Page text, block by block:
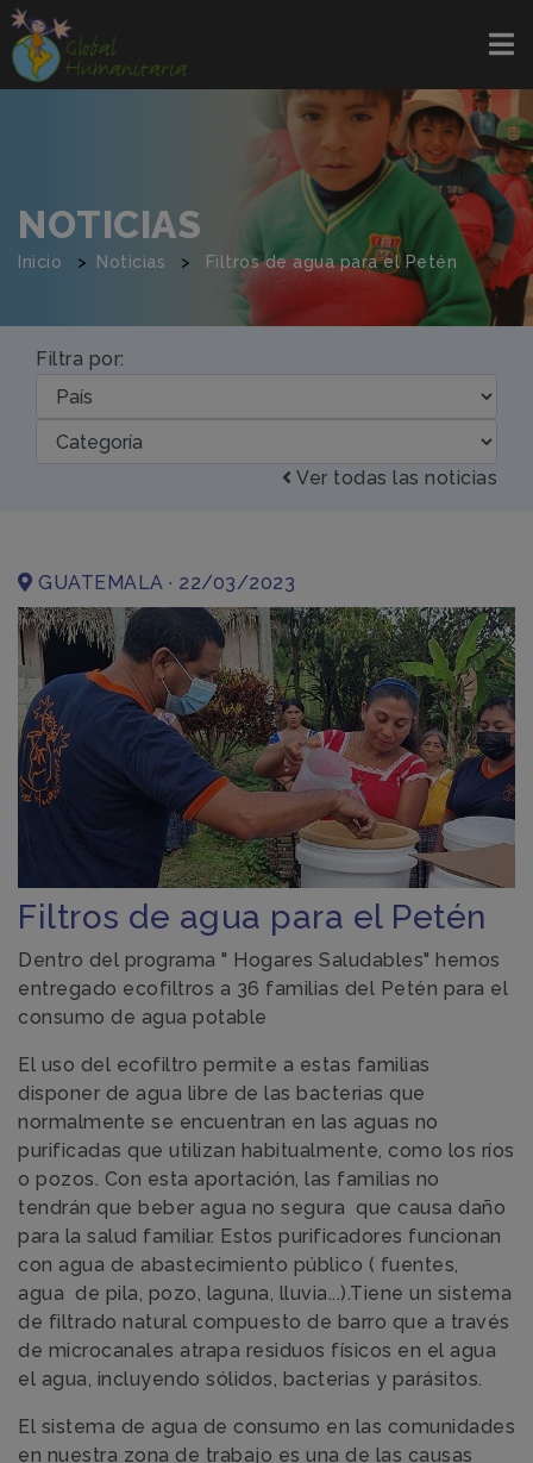
NOTICIAS
Inicio Noticias Filtros de agua para el Petén
Filtra por:
Ver todas las noticias
GUATEMALA · 22/03/2023
Filtros de agua para el Petén
Dentro del programa " Hogares Saludables" hemos
entregado ecofiltros a 36 familias del Petén para el
consumo de agua potable
El uso del ecofiltro permite a estas familias
disponer de agua libre de las bacterias que
normalmente se encuentran en las aguas no
purificadas que utilizan habitualmente, como los ríos
o pozos. Con esta aportación, las familias no
tendrán que beber agua no segura que causa daño
para la salud familiar. Estos purificadores funcionan
con agua de abastecimiento público ( fuentes,
agua de pila, pozo, laguna, lluvia...).Tiene un sistema
de filtrado natural compuesto de barro que a través
de microcanales atrapa residuos físicos en el agua
el agua, incluyendo sólidos, bacterias y parásitos.
El sistema de agua de consumo en las comunidades
en nuestra zona de trabajo es una de las causas